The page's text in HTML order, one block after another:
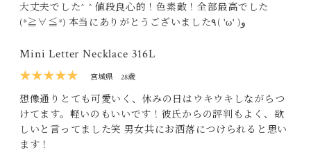
大丈夫でした^ ^ 値段良心的！色素敵！全部最高でした
(*≧∀≦*) 本当にありがとうございました٩( 'ω' )و
Mini Letter Necklace 316L
★★★★★
宮城県 28歳
想像通りとても可愛いく、休みの日はウキウキしながらつ
けてます。軽いのもいいです！彼氏からの評判もよく、欲
しいと言ってました笑 男女共にお洒落につけられると思い
ます！